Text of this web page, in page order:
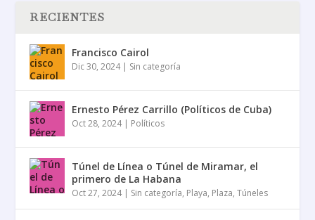
RECIENTES
Francisco Cairol
Dic 30, 2024| Sin categoría
Ernesto Pérez Carrillo (Políticos de Cuba)
Oct 28, 2024| Políticos
Túnel de Línea o Túnel de Miramar, el
primero de La Habana
Oct 27, 2024| Sin categoría, Playa, Plaza,Túneles